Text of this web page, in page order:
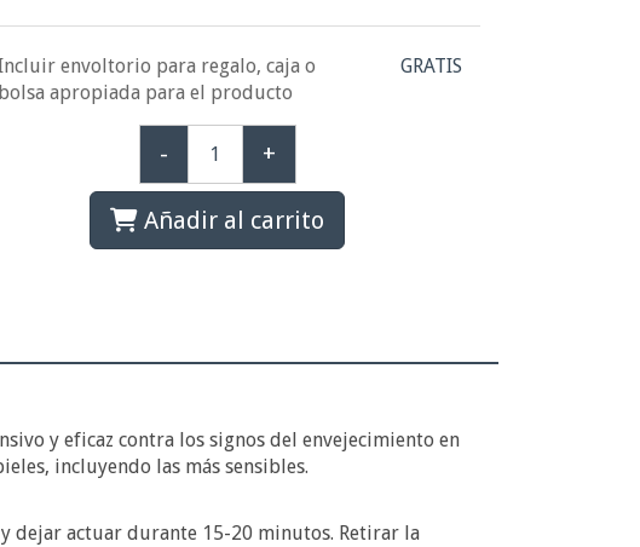
envoltorio para regalo, caja o
bolsa apropiada para el producto
GRATIS
- +
Añadir al carrito
y eficaz contra los signos del envejecimiento en
incluyendo las más sensibles.
dejar actuar durante 15-20 minutos. Retirar la